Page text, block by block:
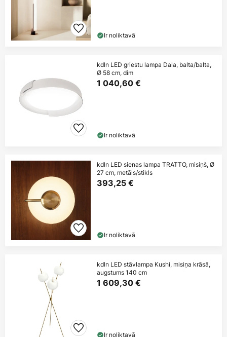
Ir noliktavā
kdln LED griestu lampa Dala, balta/balta,
Ø 58 cm, dim
1 040,60 €
Ir noliktavā
kdln LED sienas lampa TRATTO, misiņš, Ø
27 cm, metāls/stikls
393,25 €
Ir noliktavā
kdln LED stāvlampa Kushi, misiņa krāsā,
augstums 140 cm
1 609,30 €
Ir noliktavā